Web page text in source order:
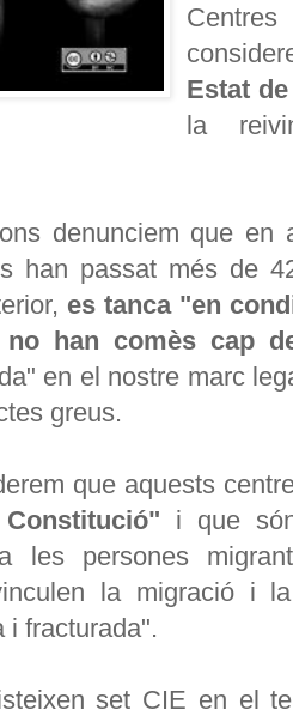
Estat
la
denunciem que
han passat més de
es tanca "en
no han comès cap
en el nostre marc
greus.
que aquests
i que
les persones
la migració i
i fracturada".
set CIE en el